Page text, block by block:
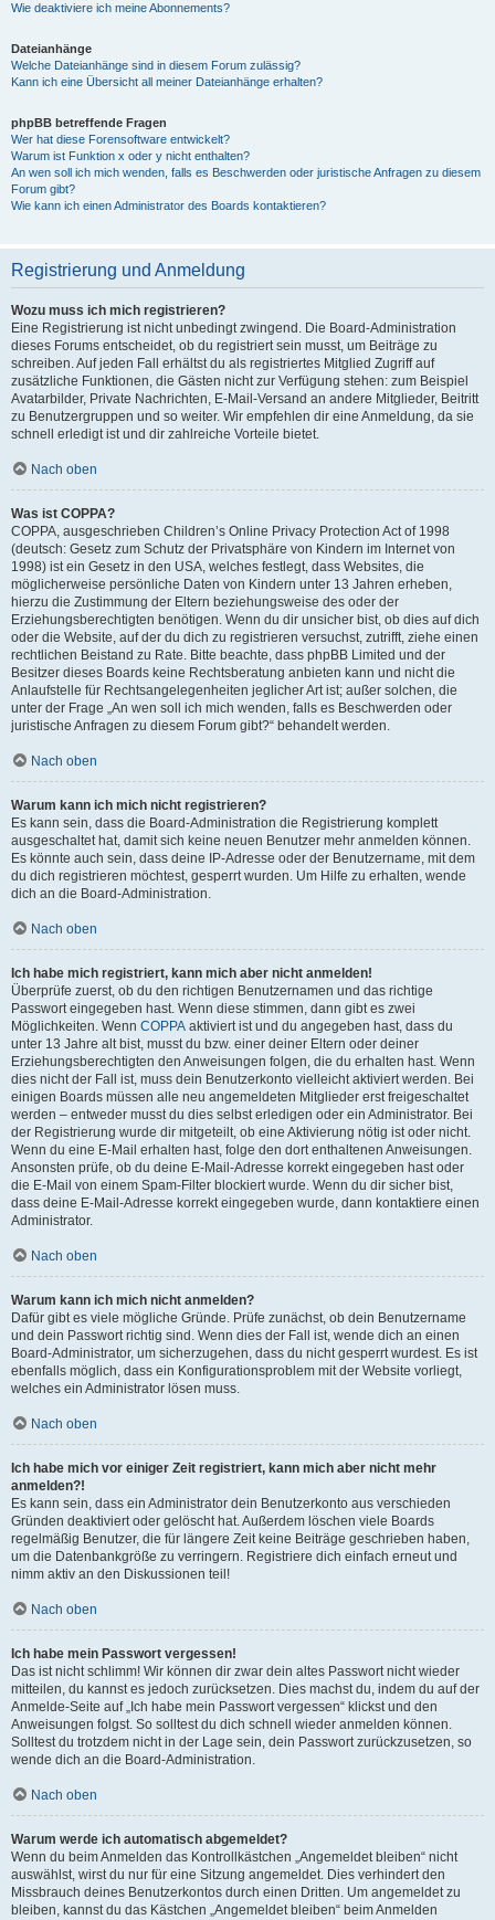
Wie deaktiviere ich meine Abonnements?
Dateianhänge
Welche Dateianhänge sind in diesem Forum zulässig?
Kann ich eine Übersicht all meiner Dateianhänge erhalten?
phpBB betreffende Fragen
Wer hat diese Forensoftware entwickelt?
Warum ist Funktion x oder y nicht enthalten?
An wen soll ich mich wenden, falls es Beschwerden oder juristische Anfragen zu diesem
Forum gibt?
Wie kann ich einen Administrator des Boards kontaktieren?
Registrierung und Anmeldung
Wozu muss ich mich registrieren?
Eine Registrierung ist nicht unbedingt zwingend. Die Board-Administration
dieses Forums entscheidet, ob du registriert sein musst, um Beiträge zu
schreiben. Auf jeden Fall erhältst du als registriertes Mitglied Zugriff auf
zusätzliche Funktionen, die Gästen nicht zur Verfügung stehen: zum Beispiel
Avatarbilder, Private Nachrichten, E-Mail-Versand an andere Mitglieder, Beitritt
zu Benutzergruppen und so weiter. Wir empfehlen dir eine Anmeldung, da sie
schnell erledigt ist und dir zahlreiche Vorteile bietet.
Nach oben
Was ist COPPA?
COPPA, ausgeschrieben Children’s Online Privacy Protection Act of 1998
(deutsch: Gesetz zum Schutz der Privatsphäre von Kindern im Internet von
1998) ist ein Gesetz in den USA, welches festlegt, dass Websites, die
möglicherweise persönliche Daten von Kindern unter 13 Jahren erheben,
hierzu die Zustimmung der Eltern beziehungsweise des oder der
Erziehungsberechtigten benötigen. Wenn du dir unsicher bist, ob dies auf dich
oder die Website, auf der du dich zu registrieren versuchst, zutrifft, ziehe einen
rechtlichen Beistand zu Rate. Bitte beachte, dass phpBB Limited und der
Besitzer dieses Boards keine Rechtsberatung anbieten kann und nicht die
Anlaufstelle für Rechtsangelegenheiten jeglicher Art ist; außer solchen, die
unter der Frage „An wen soll ich mich wenden, falls es Beschwerden oder
juristische Anfragen zu diesem Forum gibt?“ behandelt werden.
Nach oben
Warum kann ich mich nicht registrieren?
Es kann sein, dass die Board-Administration die Registrierung komplett
ausgeschaltet hat, damit sich keine neuen Benutzer mehr anmelden können.
Es könnte auch sein, dass deine IP-Adresse oder der Benutzername, mit dem
du dich registrieren möchtest, gesperrt wurden. Um Hilfe zu erhalten, wende
dich an die Board-Administration.
Nach oben
Ich habe mich registriert, kann mich aber nicht anmelden!
Überprüfe zuerst, ob du den richtigen Benutzernamen und das richtige
Passwort eingegeben hast. Wenn diese stimmen, dann gibt es zwei
Möglichkeiten. Wenn COPPA aktiviert ist und du angegeben hast, dass du
unter 13 Jahre alt bist, musst du bzw. einer deiner Eltern oder deiner
Erziehungsberechtigten den Anweisungen folgen, die du erhalten hast. Wenn
dies nicht der Fall ist, muss dein Benutzerkonto vielleicht aktiviert werden. Bei
einigen Boards müssen alle neu angemeldeten Mitglieder erst freigeschaltet
werden – entweder musst du dies selbst erledigen oder ein Administrator. Bei
der Registrierung wurde dir mitgeteilt, ob eine Aktivierung nötig ist oder nicht.
Wenn du eine E-Mail erhalten hast, folge den dort enthaltenen Anweisungen.
Ansonsten prüfe, ob du deine E-Mail-Adresse korrekt eingegeben hast oder
die E-Mail von einem Spam-Filter blockiert wurde. Wenn du dir sicher bist,
dass deine E-Mail-Adresse korrekt eingegeben wurde, dann kontaktiere einen
Administrator.
Nach oben
Warum kann ich mich nicht anmelden?
Dafür gibt es viele mögliche Gründe. Prüfe zunächst, ob dein Benutzername
und dein Passwort richtig sind. Wenn dies der Fall ist, wende dich an einen
Board-Administrator, um sicherzugehen, dass du nicht gesperrt wurdest. Es ist
ebenfalls möglich, dass ein Konfigurationsproblem mit der Website vorliegt,
welches ein Administrator lösen muss.
Nach oben
Ich habe mich vor einiger Zeit registriert, kann mich aber nicht mehr
anmelden?!
Es kann sein, dass ein Administrator dein Benutzerkonto aus verschieden
Gründen deaktiviert oder gelöscht hat. Außerdem löschen viele Boards
regelmäßig Benutzer, die für längere Zeit keine Beiträge geschrieben haben,
um die Datenbankgröße zu verringern. Registriere dich einfach erneut und
nimm aktiv an den Diskussionen teil!
Nach oben
Ich habe mein Passwort vergessen!
Das ist nicht schlimm! Wir können dir zwar dein altes Passwort nicht wieder
mitteilen, du kannst es jedoch zurücksetzen. Dies machst du, indem du auf der
Anmelde-Seite auf „Ich habe mein Passwort vergessen“ klickst und den
Anweisungen folgst. So solltest du dich schnell wieder anmelden können.
Solltest du trotzdem nicht in der Lage sein, dein Passwort zurückzusetzen, so
wende dich an die Board-Administration.
Nach oben
Warum werde ich automatisch abgemeldet?
Wenn du beim Anmelden das Kontrollkästchen „Angemeldet bleiben“ nicht
auswählst, wirst du nur für eine Sitzung angemeldet. Dies verhindert den
Missbrauch deines Benutzerkontos durch einen Dritten. Um angemeldet zu
bleiben, kannst du das Kästchen „Angemeldet bleiben“ beim Anmelden